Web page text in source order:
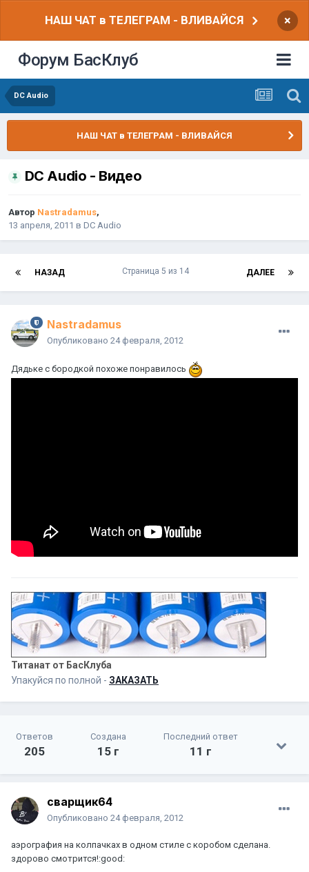
НАШ ЧАТ в ТЕЛЕГРАМ - ВЛИВАЙСЯ ×
Форум БасКлуб
DC Audio
НАШ ЧАТ в ТЕЛЕГРАМ - ВЛИВАЙСЯ
DC Audio - Видео
Автор Nastradamus,
13 апреля, 2011 в DC Audio
НАЗАД ДАЛЕЕ
Страница 5 из 14
Nastradamus
Опубликовано 24 февраля, 2012
Дядьке с бородкой похоже понравилось
Титанат от БасКлуба
Упакуйся по полной - ЗАКАЗАТЬ
Ответов
205
Создана
15 г
Последний ответ
11 г
сварщик64
Опубликовано 24 февраля, 2012
аэрография на колпачках в одном стиле с коробом сделана.
здорово смотрится!:good: